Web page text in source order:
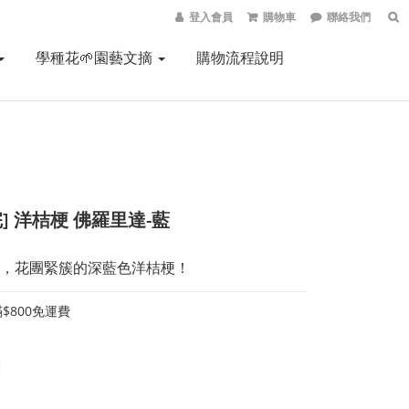
登入會員 購物車 聯絡我們
學種花🌱園藝文摘 購物流程說明
洋桔梗 佛羅里達-藍
花團緊簇的深藍色洋桔梗！
免運費